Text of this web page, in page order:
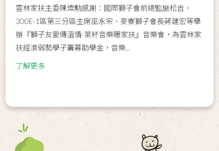
雲林家扶主委陳燦勲感謝：國際獅子會前總監施松吉、
300E-1區第三分區主席巫永宗、麥寮獅子會長蔣建宏等舉
辦『獅子友愛傳溫情-萊杯音樂暖家扶』音樂會，為雲林家
扶經濟弱勢學子籌募助學金，音樂...
了解更多